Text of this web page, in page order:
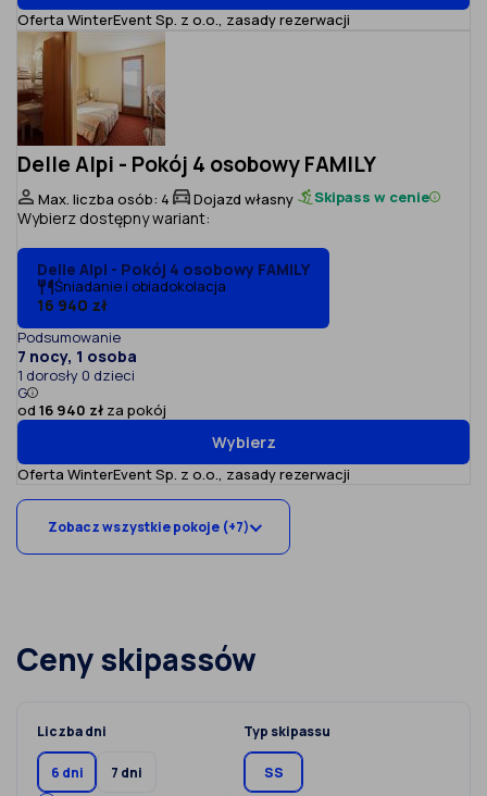
Oferta WinterEvent Sp. z o.o., zasady rezerwacji
Delle Alpi - Pokój 4 osobowy FAMILY
Max. liczba osób: 4 Dojazd własny Skipass w cenie
Wybierz dostępny wariant:
Delle Alpi - Pokój 4 osobowy FAMILY
Śniadanie i obiadokolacja
16 940 zł
Podsumowanie
7 nocy, 1 osoba
1 dorosły 0 dzieci
G
od 16 940 zł za pokój
Wybierz
Oferta WinterEvent Sp. z o.o., zasady rezerwacji
Zobacz wszystkie pokoje (+7)
Ceny skipassów
Liczba dni
6 dni 7 dni
Typ skipassu
SS